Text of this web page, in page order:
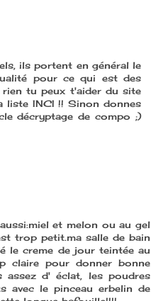
ils portent en général le
pour ce qui est des
tu peux t'aider du site
liste INCI !! Sinon donnes
décryptage de compo ;)
et melon ou au gel
trop petit.ma salle de bain
le creme de jour teintée au
claire pour donner bonne
assez d' éclat, les poudres
avec le pinceau erbelin de